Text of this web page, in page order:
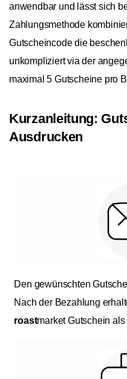
anwendbar und lässt sich
Zahlungsmethode
Gutscheincode die
unkompliziert via der
maximal 5 Gutscheine pro
Kurzanleitung:
Ausdrucken
Den gewünschten
Nach der Bezahlung
roastmarket Gutschein